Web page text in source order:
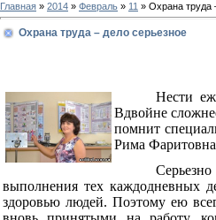
Главная » 2014 » Февраль » 11 » Охрана труда
Охрана труда – дело серьезное
Нести
Вдвойне
помнит
Рима
выполнения тех каждодневных
здоровью людей. Поэтому ею